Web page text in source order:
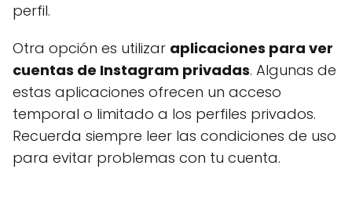
perfil.
Otra opción es utilizar aplicaciones para ver
cuentas de Instagram privadas. Algunas de
estas aplicaciones ofrecen un acceso
temporal o limitado a los perfiles privados.
Recuerda siempre leer las condiciones de uso
para evitar problemas con tu cuenta.